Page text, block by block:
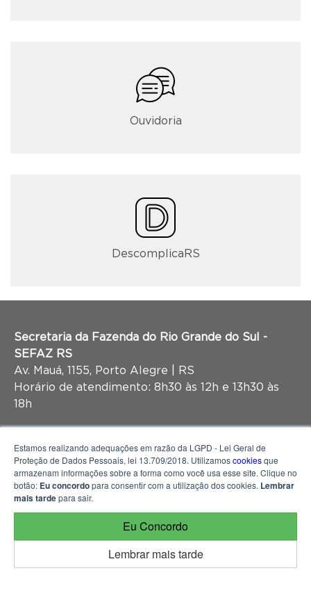
Ouvidoria
DescomplicaRS
Secretaria da Fazenda do Rio Grande do Sul -
SEFAZ RS
Av. Mauá, 1155, Porto Alegre | RS
Horário de atendimento: 8h30 às 12h e 13h30 às
18h
Estamos realizando adequações em razão da LGPD - Lei Geral de
Proteção de Dados Pessoais, lei 13.709/2018. Utilizamoscookiesque
armazenam informações sobre a forma como você usa esse site. Clique no
botão: Eu concordopara consentir com a utilização dos cookies. Lembrar
mais tardepara sair.
Eu Concordo
Lembrar mais tarde